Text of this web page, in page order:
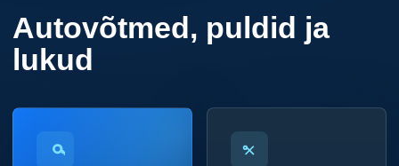
Autovõtmed, puldid ja
lukud